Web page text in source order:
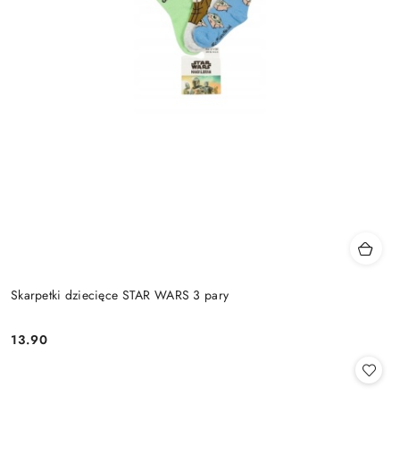
Skarpetki dziecięce STAR WARS 3 pary
Cena:
13.90